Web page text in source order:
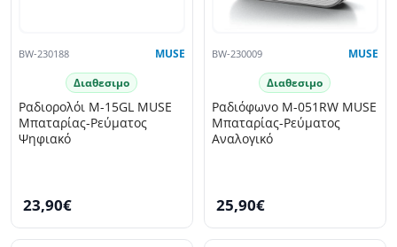
BW-230188 MUSE
Διαθεσιμο
Ραδιορολόι M-15GL MUSE
Μπαταρίας-Ρεύματος
Ψηφιακό
23,90€
BW-230009 MUSE
Διαθεσιμο
Ραδιόφωνο M-051RW MUSE
Μπαταρίας-Ρεύματος
Αναλογικό
25,90€